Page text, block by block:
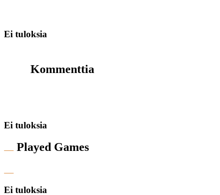
Ei tuloksia
Kommenttia
Ei tuloksia
Played Games
Ei tuloksia